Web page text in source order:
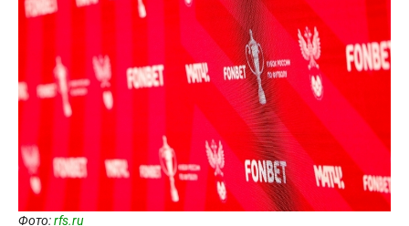
Фото:rfs.ru